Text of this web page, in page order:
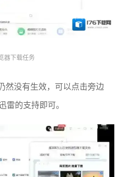
器下载任务
没有生效，可以点击旁边
雷的支持即可。